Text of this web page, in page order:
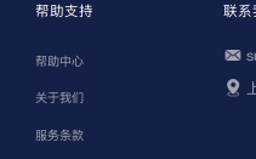
帮助支持
帮助中心
关于我们
服务条款
联系